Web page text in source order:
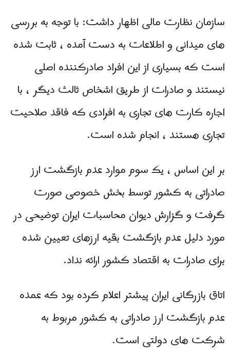
سازمان نظارت مالی اظهار داشت: با توجه به بررسی
های میدانی و اطلاعات به دست آمده ، ثابت شده
است که بسیاری از این افراد صادرکننده اصلی
نیستند و صادرات از طریق اشخاص ثالث دیگر ، با
اجاره کارت های تجاری به افرادی که فاقد صلاحیت
تجاری هستند ، انجام شده است.
بر این اساس ، یک سوم موارد عدم بازگشت ارز
صادراتی به کشور توسط بخش خصوصی صورت
گرفت و گزارش دیوان محاسبات ایران توضیحی در
مورد دلیل عدم بازگشت بقیه ارزهای تعیین شده
برای صادرات به اقتصاد کشور ارائه نداد.
اتاق بازرگانی ایران پیشتر اعلام کرده بود که عمده
عدم بازگشت ارز صادراتی به کشور مربوط به
شرکت های دولتی است.